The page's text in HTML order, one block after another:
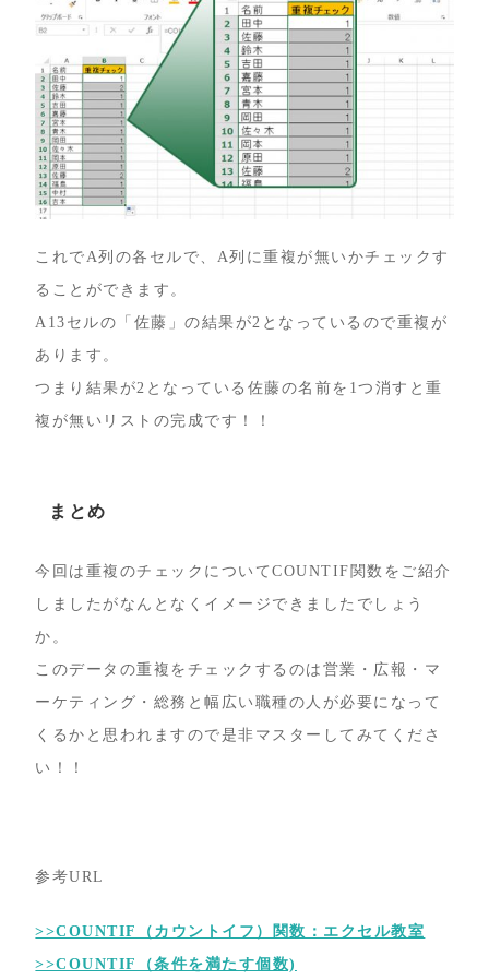
これでA列の各セルで、A列に重複が無いかチェックす
ることができます。
A13セルの「佐藤」の結果が2となっているので重複が
あります。
つまり結果が2となっている佐藤の名前を1つ消すと重
複が無いリストの完成です！！
まとめ
今回は重複のチェックについてCOUNTIF関数をご紹介
しましたがなんとなくイメージできましたでしょう
か。
このデータの重複をチェックするのは営業・広報・マ
ーケティング・総務と幅広い職種の人が必要になって
くるかと思われますので是非マスターしてみてくださ
い！！
参考URL
>>COUNTIF（カウントイフ）関数：エクセル教室
>>COUNTIF（条件を満たす個数)